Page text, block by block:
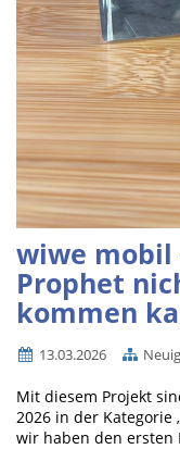
wiwe mobil
Prophet
kommen
13.03.2026
Mit diesem Projekt
2026 in der Kategorie
wir haben den ersten